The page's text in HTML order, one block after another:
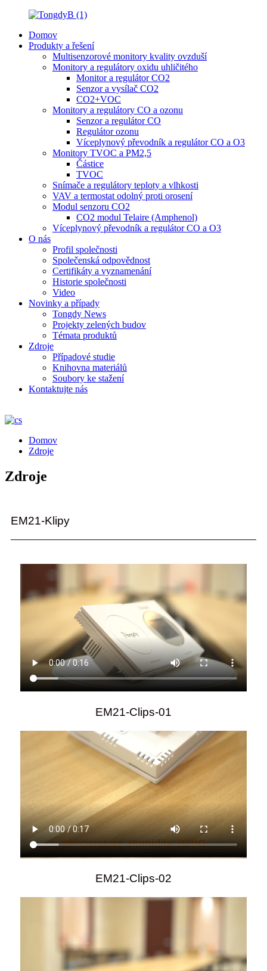
Domov
Produkty a řešení
Multisenzorové monitory kvality ovzduší
Monitory a regulátory oxidu uhličitého
Monitor a regulátor CO2
Senzor a vysílač CO2
CO2+VOC
Monitory a regulátory CO a ozonu
Senzor a regulátor CO
Regulátor ozonu
Víceplynový převodník a regulátor CO a O3
Monitory TVOC a PM2,5
Částice
TVOC
Snímače a regulátory teploty a vlhkosti
VAV a termostat odolný proti orosení
Modul senzoru CO2
CO2 modul Telaire (Amphenol)
Víceplynový převodník a regulátor CO a O3
O nás
Profil společnosti
Společenská odpovědnost
Certifikáty a vyznamenání
Historie společnosti
Video
Novinky a případy
Tongdy News
Projekty zelených budov
Témata produktů
Zdroje
Případové studie
Knihovna materiálů
Soubory ke stažení
Kontaktujte nás
Domov
Zdroje
Zdroje
EM21-Klipy
EM21-Clips-01
EM21-Clips-02